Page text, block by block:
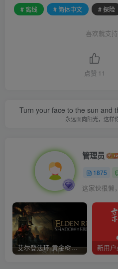
# 离线
# 简体中文 # 探险
喜欢就支
点赞 11
Turn your face to the sun and
永远面向阳光，这样
管理员
1875
这家伙很懒
艾尔登法环 黄金树幽影